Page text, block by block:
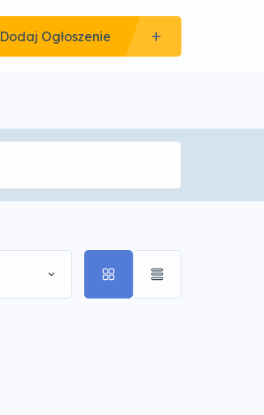
Dodaj Ogłoszenie